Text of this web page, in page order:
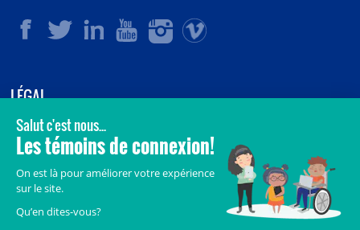
LÉGAL
© 2006-2026CHU Sainte-Justine.
Tous droits réservés.
Crédits
Accès aux documents des organismes publics